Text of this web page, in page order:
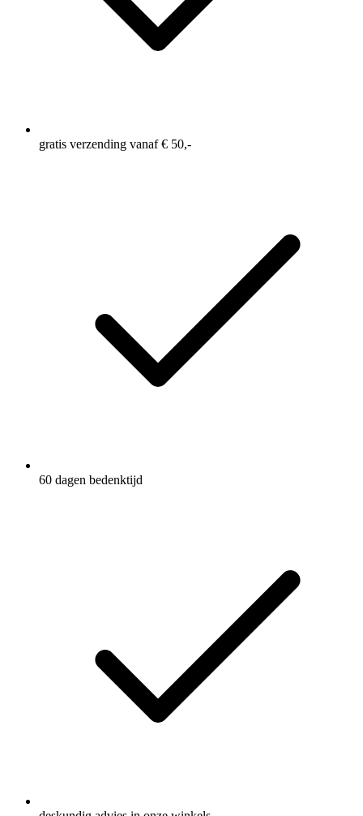
gratis verzending vanaf € 50,-
60 dagen bedenktijd